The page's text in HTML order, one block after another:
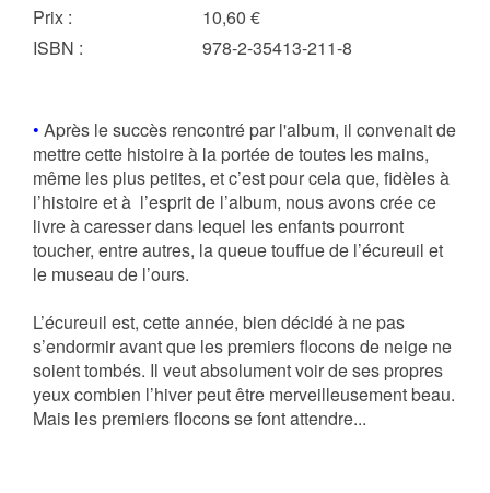
Prix :
10,60 €
ISBN : 978-2-35413-211-8
• Après le succès rencontré par l'album, il convenait de
mettre cette histoire à la portée de toutes les mains,
même les plus petites, et c’est pour cela que, fidèles à
l’histoire et à l’esprit de l’album, nous avons crée ce
livre à caresser dans lequel les enfants pourront
toucher, entre autres, la queue touffue de l’écureuil et
le museau de l’ours.
L’écureuil est, cette année, bien décidé à ne pas
s’endormir avant que les premiers flocons de neige ne
soient tombés. Il veut absolument voir de ses propres
yeux combien l’hiver peut être merveilleusement beau.
Mais les premiers flocons se font attendre...